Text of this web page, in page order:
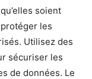
soient
les
Utilisez des
sécuriser les
de données. Le